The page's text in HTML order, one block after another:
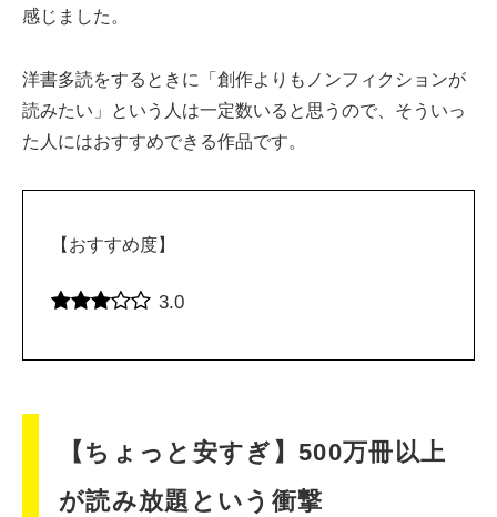
感じました。
洋書多読をするときに「創作よりもノンフィクションが
読みたい」という人は一定数いると思うので、そういっ
た人にはおすすめできる作品です。
【おすすめ度】
3.0
【ちょっと安すぎ】500万冊以上
が読み放題という衝撃